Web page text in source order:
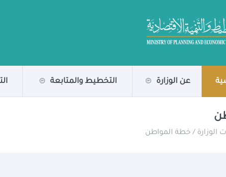
عن الوزارة التخطيط والمتابعة
الوزارة / خطة المواطن